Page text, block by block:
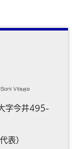
字今井495-
代表）